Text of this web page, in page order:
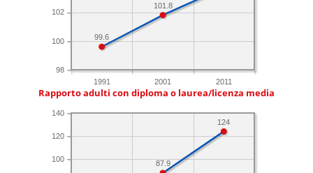
1991 2001 2011
98
100
102
101.8
99.6
Rapporto adulti con diploma o laurea/licenza media
100
120
140
124
87.9